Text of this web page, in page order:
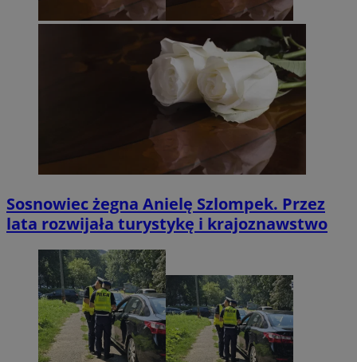
Sosnowiec żegna Anielę Szlompek. Przez
lata rozwijała turystykę i krajoznawstwo